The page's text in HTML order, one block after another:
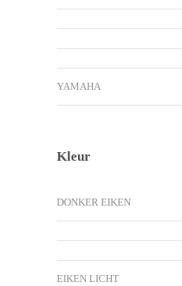
YAMAHA
Kleur
DONKER EIKEN
EIKEN LICHT